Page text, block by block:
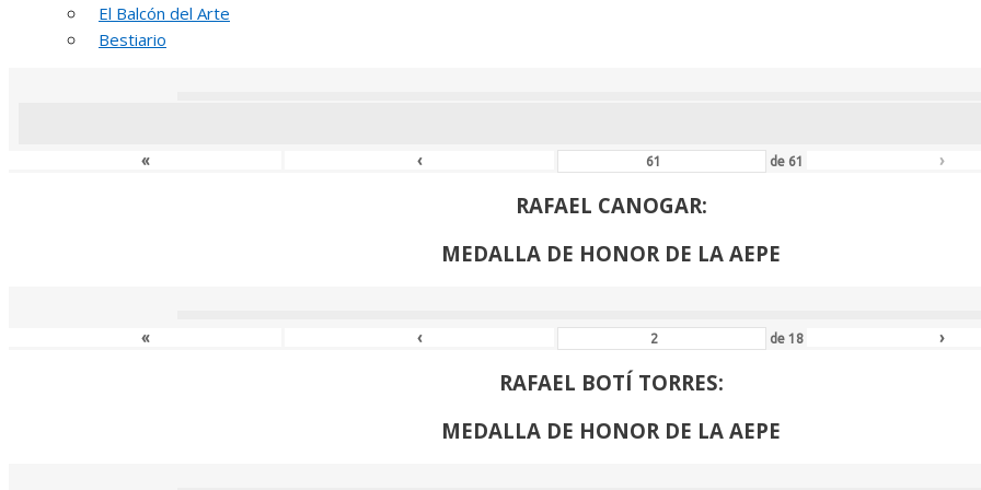
El Balcón del Arte
Bestiario
« ‹ de 61 ›
RAFAEL CANOGAR:
MEDALLA DE HONOR DE LA AEPE
« ‹ de 18 ›
RAFAEL BOTÍ TORRES:
MEDALLA DE HONOR DE LA AEPE